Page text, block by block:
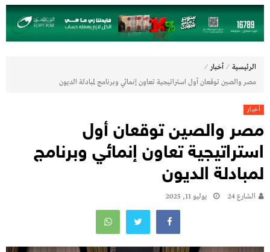
الرئيسية ⁄ أخبار ⁄
مصر والصين توقعان أول استراتيجية تعاون إنمائي وبرنامج لمبادلة الديون
أخبار
مصر والصين توقعان أول
استراتيجية تعاون إنمائي وبرنامج
لمبادلة الديون
الشارع 24 يوليو 11, 2025